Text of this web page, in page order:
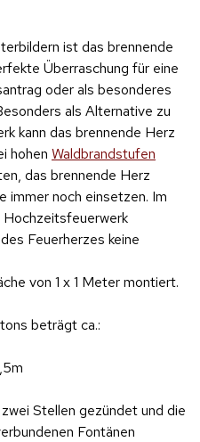
ist das brennende
Überraschung für eine
oder als besonderes
als Alternative zu
kann das brennende Herz
hohen Waldbrandstufen
das brennende Herz
immer noch einsetzen. Im
Feuerherzes keine
von 1 x 1 Meter montiert.
beträgt ca.:
Stellen gezündet und die
Fontänen